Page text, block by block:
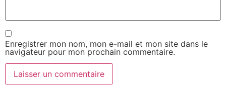
Enregistrer mon nom, mon e-mail et mon site dans le
navigateur pour mon prochain commentaire.